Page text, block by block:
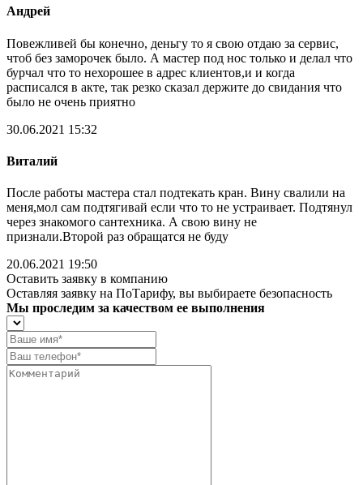
Андрей
Повежливей бы конечно, деньгу то я свою отдаю за сервис,
чтоб без заморочек было. А мастер под нос только и делал что
бурчал что то нехорошее в адрес клиентов,и и когда
расписался в акте, так резко сказал держите до свидания что
было не очень приятно
30.06.2021 15:32
Виталий
После работы мастера стал подтекать кран. Вину свалили на
меня,мол сам подтягивай если что то не устраивает. Подтянул
через знакомого сантехника. А свою вину не
признали.Второй раз обращатся не буду
20.06.2021 19:50
Оставить заявку в компанию
Оставляя заявку на ПоТарифу, вы выбираете безопасность
Мы проследим за качеством ее выполнения